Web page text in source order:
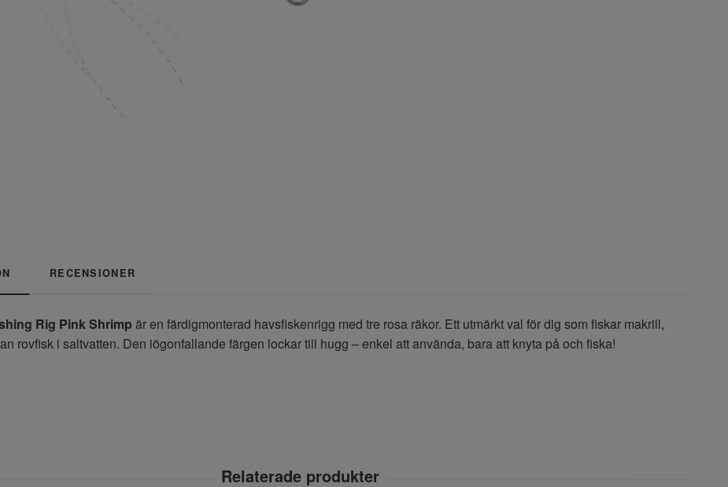
RECENSIONER
Rig Pink Shrimp är en färdigmonterad havsfiskenrigg med tre rosa räkor. Ett utmärkt val för dig som fiskar makrill,
rovfisk i saltvatten. Den iögonfallande färgen lockar till hugg – enkel att använda, bara att knyta på och fiska!